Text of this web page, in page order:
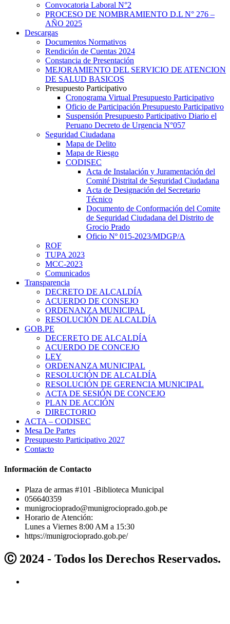
Convocatoria Laboral N°2
PROCESO DE NOMBRAMIENTO D.L N° 276 –
AÑO 2025
Descargas
Documentos Normativos
Rendición de Cuentas 2024
Constancia de Presentación
MEJORAMIENTO DEL SERVICIO DE ATENCION
DE SALUD BASICOS
Presupuesto Participativo
Cronograma Virtual Presupuesto Participativo
Oficio de Participación Presupuesto Participativo
Suspensión Presupuesto Participativo Diario el
Peruano Decreto de Urgencia N°057
Seguridad Ciudadana
Mapa de Delito
Mapa de Riesgo
CODISEC
Acta de Instalación y Juramentación del
Comité Distrital de Seguridad Ciudadana
Acta de Designación del Secretario
Técnico
Documento de Conformación del Comite
de Seguridad Ciudadana del Distrito de
Grocio Prado
Oficio Nº 015-2023/MDGP/A
ROF
TUPA 2023
MCC-2023
Comunicados
Transparencia
DECRETO DE ALCALDÍA
ACUERDO DE CONSEJO
ORDENANZA MUNICIPAL
RESOLUCIÓN DE ALCALDÍA
GOB.PE
DECERETO DE ALCALDÍA
ACUERDO DE CONCEJO
LEY
ORDENANZA MUNICIPAL
RESOLUCIÓN DE ALCALDÍA
RESOLUCIÓN DE GERENCIA MUNICIPAL
ACTA DE SESIÓN DE CONCEJO
PLAN DE ACCIÓN
DIRECTORIO
ACTA – CODISEC
Mesa De Partes
Presupuesto Participativo 2027
Contacto
Información de Contacto
Plaza de armas #101 -Biblioteca Municipal
056640359
munigrocioprado@munigrocioprado.gob.pe
Horario de Atención:
Lunes a Viernes 8:00 AM a 15:30
https://munigrocioprado.gob.pe/
Ⓒ 2024 - Todos los Derechos Reservados.